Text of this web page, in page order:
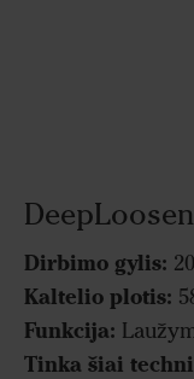
Dirbimo gylis:
Kaltelio plotis:
Funkcija:
Tinka šiai